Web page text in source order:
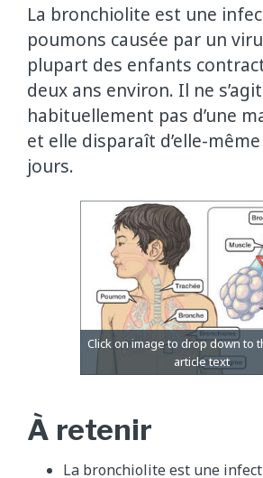
La bronchiolite est une
poumons causée par un
plupart des enfants
deux ans environ. Il ne s’agit
habituellement pas d’une
et elle disparaît d’elle-
jours.
À retenir
La bronchiolite est une